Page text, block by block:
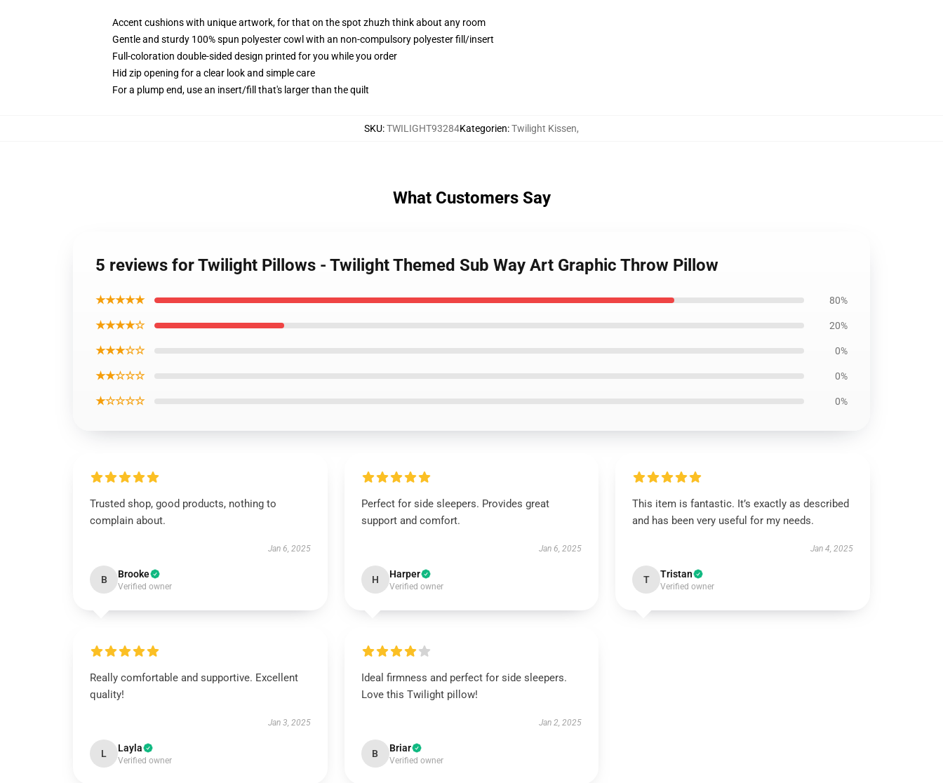
Accent cushions with unique artwork, for that on the spot zhuzh think about any room
Gentle and sturdy 100% spun polyester cowl with an non-compulsory polyester fill/insert
Full-coloration double-sided design printed for you while you order
Hid zip opening for a clear look and simple care
For a plump end, use an insert/fill that's larger than the quilt
SKU:TWILIGHT93284Kategorien:Twilight Kissen,
What Customers Say
5 reviews for Twilight Pillows - Twilight Themed Sub Way Art Graphic Throw Pillow
★★★★★ 80%
★★★★☆ 20%
★★★☆☆ 0%
★★☆☆☆ 0%
★☆☆☆☆ 0%
Trusted shop, good products, nothing to
complain about.
Jan 6, 2025
B Brooke
Verified owner
Perfect for side sleepers. Provides great
support and comfort.
Jan 6, 2025
H Harper
Verified owner
This item is fantastic. It’s exactly as described
and has been very useful for my needs.
Jan 4, 2025
T Tristan
Verified owner
Really comfortable and supportive. Excellent
quality!
Jan 3, 2025
L Layla
Verified owner
Ideal firmness and perfect for side sleepers.
Love this Twilight pillow!
Jan 2, 2025
B Briar
Verified owner